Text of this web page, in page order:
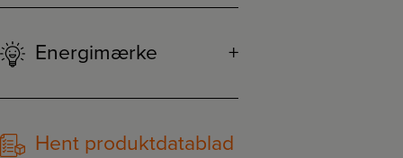
Energimærke
Hent produktdatablad